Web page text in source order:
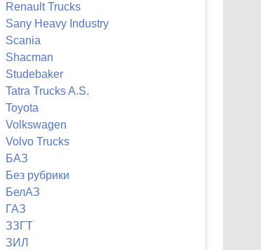
Renault Trucks
Sany Heavy Industry
Scania
Shacman
Studebaker
Tatra Trucks A.S.
Toyota
Volkswagen
Volvo Trucks
БАЗ
Без рубрики
БелАЗ
ГАЗ
ЗЗГТ
ЗИЛ